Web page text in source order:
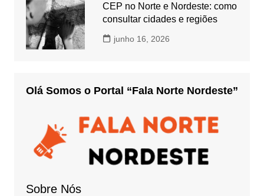
CEP no Norte e Nordeste: como
consultar cidades e regiões
junho 16, 2026
Olá Somos o Portal “Fala Norte Nordeste”
Sobre Nós